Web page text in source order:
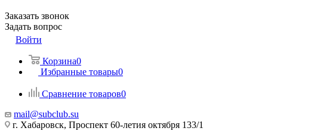
Заказать звонок
Задать вопрос
Войти
Корзина0
Избранные товары0
Сравнение товаров0
mail@subclub.su
г. Хабаровск, Проспект 60-летия октября 133/1